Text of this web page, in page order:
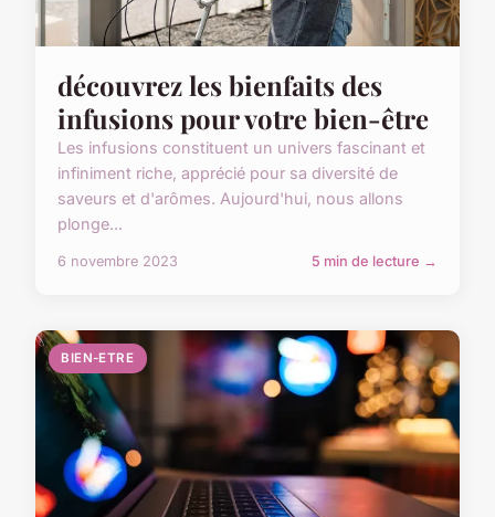
découvrez les bienfaits des
infusions pour votre bien-être
Les infusions constituent un univers fascinant et
infiniment riche, apprécié pour sa diversité de
saveurs et d'arômes. Aujourd'hui, nous allons
plonge...
6 novembre 2023 5 min de lecture →
BIEN-ETRE